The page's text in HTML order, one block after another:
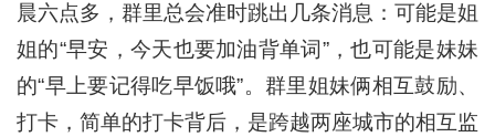
晨六点多，群里总会准时跳出几条消息：可能是姐
姐的“早安，今天也要加油背单词”，也可能是妹妹
的“早上要记得吃早饭哦”。群里姐妹俩相互鼓励、
打卡，简单的打卡背后，是跨越两座城市的相互监